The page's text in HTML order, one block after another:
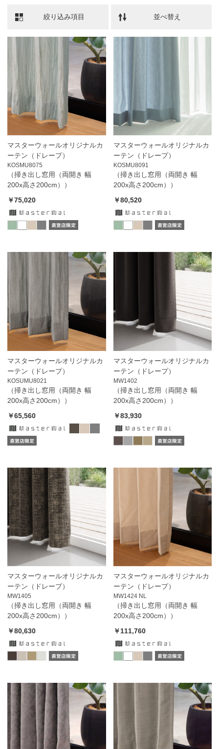
絞り込み項目 並べ替え
マスターウォールオリジナルカ
ーテン（ドレープ）
KOSMU8075
（掃き出し窓用（両開き 幅
200x高さ200cm））
￥75,020
マスターウォールオリジナルカ
ーテン（ドレープ）
KOSMU8091
（掃き出し窓用（両開き 幅
200x高さ200cm））
￥80,520
マスターウォールオリジナルカ
ーテン（ドレープ）
KOSUMU8021
（掃き出し窓用（両開き 幅
200x高さ200cm））
￥65,560
マスターウォールオリジナルカ
ーテン（ドレープ）
MW1402
（掃き出し窓用（両開き 幅
200x高さ200cm））
￥83,930
マスターウォールオリジナルカ
ーテン（ドレープ）
MW1405
（掃き出し窓用（両開き 幅
200x高さ200cm））
￥80,630
マスターウォールオリジナルカ
ーテン（ドレープ）
MW1424 NL
（掃き出し窓用（両開き 幅
200x高さ200cm））
￥111,760